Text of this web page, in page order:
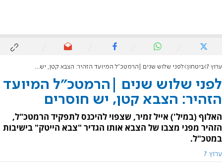
ערוץ 7 ביטחון לפני שלוש שנים |הרמטכ"ל המיועד הזהיר: הצבא קטן, יש חוסרים
לפני שלוש שנים |הרמטכ"ל המיועד
הזהיר: הצבא קטן, יש חוסרים
האלוף (במיל') אייל זמיר, שצפוי להיכנס לתפקיד הרמטכ"ל,
הזהיר מפני מצבו של הצבא אותו הגדיר "צבא הייטק" בישיבות
במטכ"ל.
ערוץ 7